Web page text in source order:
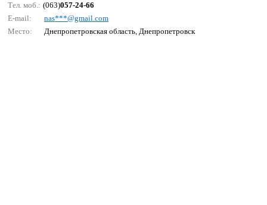
Тел. моб.: (063)057-24-66
E-mail:
nаs***@gmаil.соm
Место:
Днепропетровская область, Днепропетровск